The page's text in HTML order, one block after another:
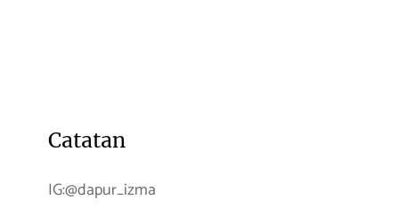
Catatan
IG:@dapur_izma